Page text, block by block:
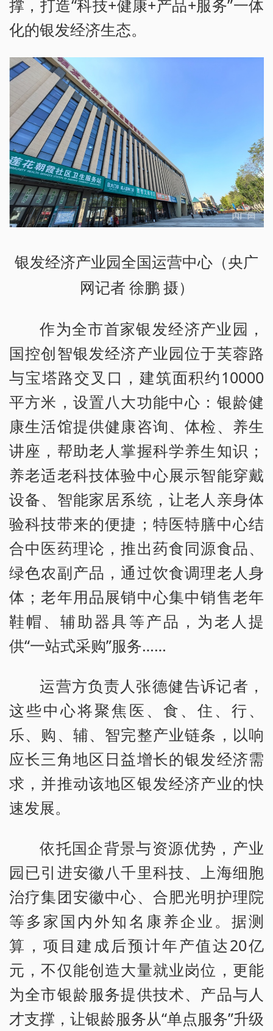
撑，打造“科技+健康+产品+服务”一体
化的银发经济生态。
银发经济产业园全国运营中心（央广
网记者 徐鹏 摄）
作为全市首家银发经济产业园，
国控创智银发经济产业园位于芙蓉路
与宝塔路交叉口，建筑面积约10000
平方米，设置八大功能中心：银龄健
康生活馆提供健康咨询、体检、养生
讲座，帮助老人掌握科学养生知识；
养老适老科技体验中心展示智能穿戴
设备、智能家居系统，让老人亲身体
验科技带来的便捷；特医特膳中心结
合中医药理论，推出药食同源食品、
绿色农副产品，通过饮食调理老人身
体；老年用品展销中心集中销售老年
鞋帽、辅助器具等产品，为老人提
供“一站式采购”服务……
运营方负责人张德健告诉记者，
这些中心将聚焦医、食、住、行、
乐、购、辅、智完整产业链条，以响
应长三角地区日益增长的银发经济需
求，并推动该地区银发经济产业的快
速发展。
依托国企背景与资源优势，产业
园已引进安徽八千里科技、上海细胞
治疗集团安徽中心、合肥光明护理院
等多家国内外知名康养企业。据测
算，项目建成后预计年产值达20亿
元，不仅能创造大量就业岗位，更能
为全市银龄服务提供技术、产品与人
才支撑，让银龄服务从“单点服务”升级